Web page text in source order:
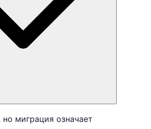
миграция означает